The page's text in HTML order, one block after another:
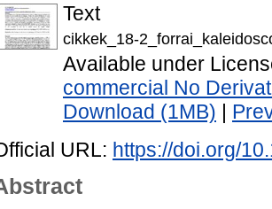
Text
cikkek_18-
Available under
commercial No
Download (1MB)
URL: https://doi.org/